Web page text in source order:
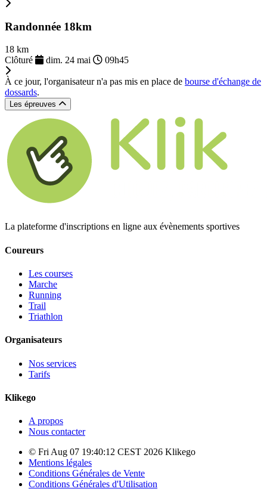
Randonnée 18km
18 km
Clôturé
dim. 24 mai 09h45
À ce jour, l'organisateur n'a pas mis en place de bourse d'échange de
dossards.
Les épreuves
La plateforme d'inscriptions en ligne aux évènements sportives
Coureurs
Les courses
Marche
Running
Trail
Triathlon
Organisateurs
Nos services
Tarifs
Klikego
A propos
Nous contacter
© Fri Aug 07 19:40:12 CEST 2026 Klikego
Mentions légales
Conditions Générales de Vente
Conditions Générales d'Utilisation